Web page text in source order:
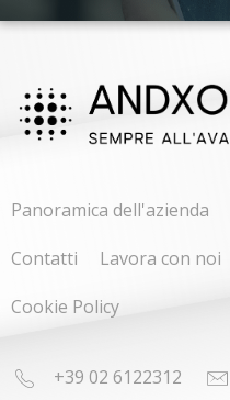
Panoramica dell'azienda
Contatti
Lavora con noi
Cookie Policy
+39 02 6122312